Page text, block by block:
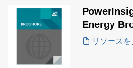
Energy
リソースを